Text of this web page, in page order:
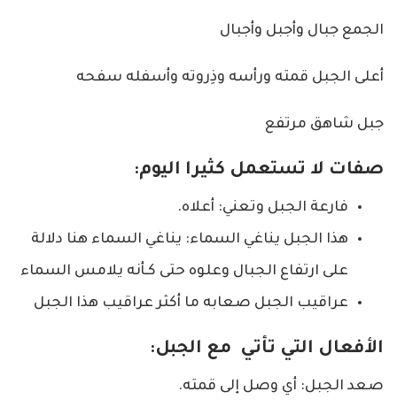
الجمع جبال وأجبل وأجبال
أعلى الجبل قمته ورأسه وذِروته وأسفله سفحه
جبل شاهق مرتفع
صفات لا تستعمل كثيرا اليوم:
فارعة الجبل وتعني: أعلاه.
هذا الجبل يناغي السماء: يناغي السماء هنا دلالة
على ارتفاع الجبال وعلوه حتى كـأنه يلامس السماء
عراقيب الجبل صعابه ما أكثر عراقيب هذا الجبل
الأفعال التي تأتي مع الجبل:
صعد الجبل: أي وصل إلى قمته.